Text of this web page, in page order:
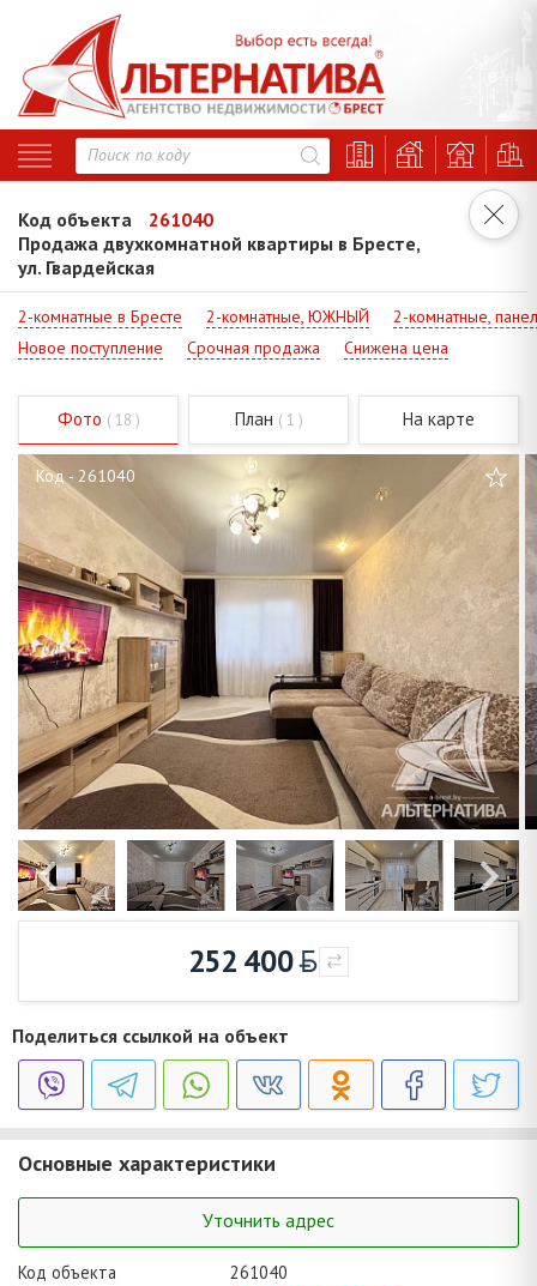
Код объекта
261040
Продажа двухкомнатной квартиры в Бресте,
ул. Гвардейская
2-комнатные в Бресте 2-комнатные, ЮЖНЫЙ
2-комнатные,
Новое поступление
Срочная продажа Снижена цена
Фото ( 18 ) План ( 1 ) На карте
Код - 261040
252 400
Поделиться ссылкой на объект
Основные характеристики
Уточнить адрес
Код объекта
261040